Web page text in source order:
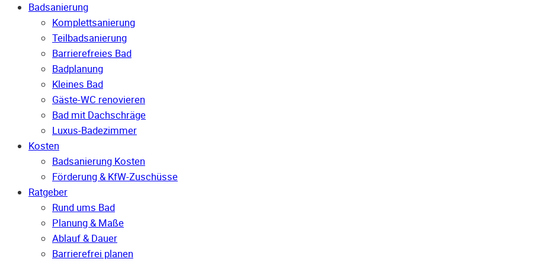
Badsanierung
Komplettsanierung
Teilbadsanierung
Barrierefreies Bad
Badplanung
Kleines Bad
Gäste-WC renovieren
Bad mit Dachschräge
Luxus-Badezimmer
Kosten
Badsanierung Kosten
Förderung & KfW-Zuschüsse
Ratgeber
Rund ums Bad
Planung & Maße
Ablauf & Dauer
Barrierefrei planen